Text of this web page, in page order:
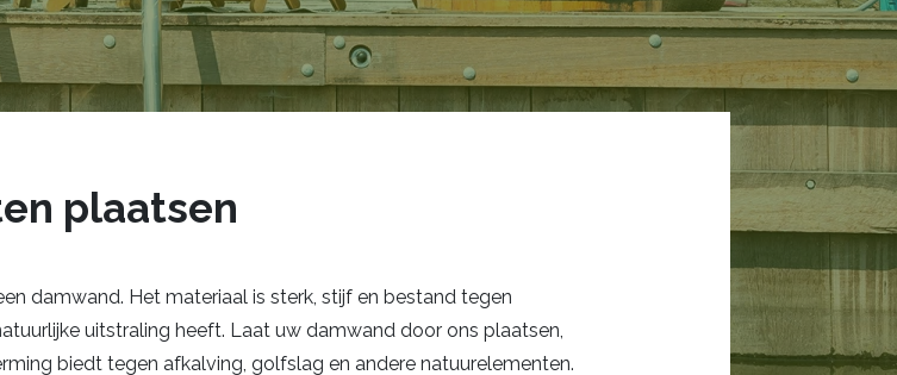
plaatsen
damwand. Het materiaal is sterk, stijf en bestand tegen
uitstraling heeft. Laat uw damwand door ons plaatsen,
biedt tegen afkalving, golfslag en andere natuurelementen.